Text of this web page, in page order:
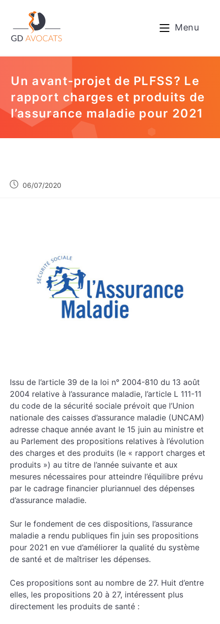
Menu
Un avant-projet de PLFSS? Le
rapport charges et produits de
l’assurance maladie pour 2021
06/07/2020
Issu de l’article 39 de la loi n° 2004-810 du 13 août
2004 relative à l’assurance maladie, l’article L 111-11
du code de la sécurité sociale prévoit que l’Union
nationale des caisses d’assurance maladie (UNCAM)
adresse chaque année avant le 15 juin au ministre et
au Parlement des propositions relatives à l’évolution
des charges et des produits (le « rapport charges et
produits ») au titre de l’année suivante et aux
mesures nécessaires pour atteindre l’équilibre prévu
par le cadrage financier pluriannuel des dépenses
d’assurance maladie.
Sur le fondement de ces dispositions, l’assurance
maladie a rendu publiques fin juin ses propositions
pour 2021 en vue d’améliorer la qualité du système
de santé et de maîtriser les dépenses.
Ces propositions sont au nombre de 27. Huit d’entre
elles, les propositions 20 à 27, intéressent plus
directement les produits de santé :